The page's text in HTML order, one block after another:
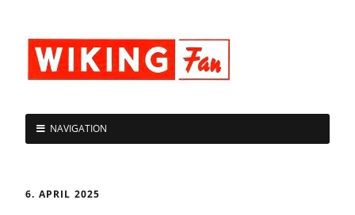
NAVIGATION
6. APRIL 2025